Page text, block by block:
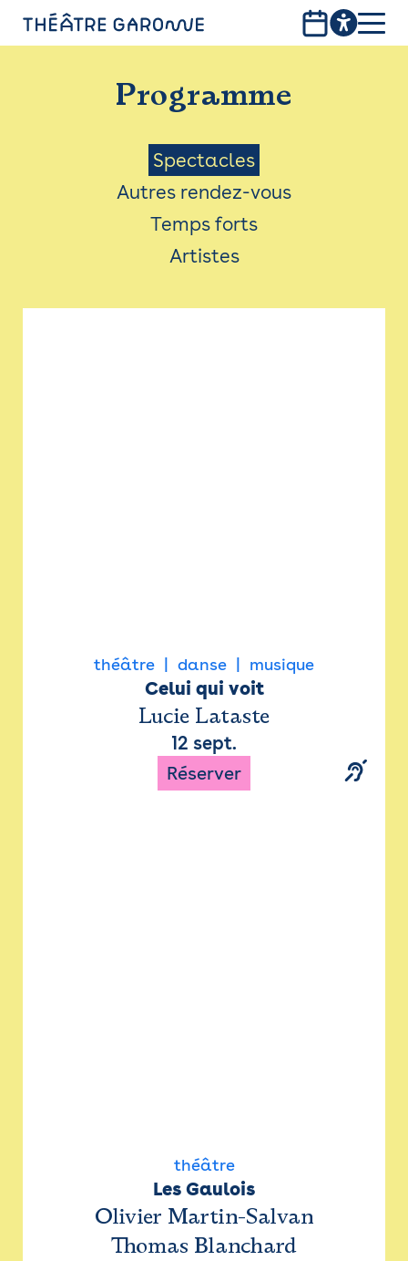
PROGRAMME
INFOS PRATIQUES
AVEC LES PUBLICS
ACCESSIBILITÉ
LES PRODUCTIONS
Programme
Menu
Saison
Spectacles
Autres rendez-vous
Temps forts
Artistes
théâtre danse musique
Celui qui voit
Lucie Lataste
12 sept.
Réserver
théâtre
Les Gaulois
Olivier Martin-Salvan
Thomas Blanchard